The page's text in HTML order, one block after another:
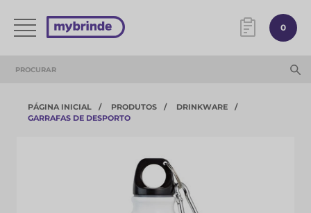
0
PÁGINA INICIAL PRODUTOS
DRINKWARE
GARRAFAS DE DESPORTO